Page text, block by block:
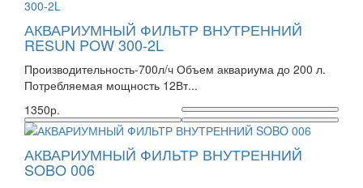
АКВАРИУМНЫЙ ФИЛЬТР ВНУТРЕННИЙ
RESUN POW 300-2L
Производительность-700л/ч Объем аквариума до 200 л.
Потребляемая мощность 12Вт...
1350р.
АКВАРИУМНЫЙ ФИЛЬТР ВНУТРЕННИЙ
SOBO 006